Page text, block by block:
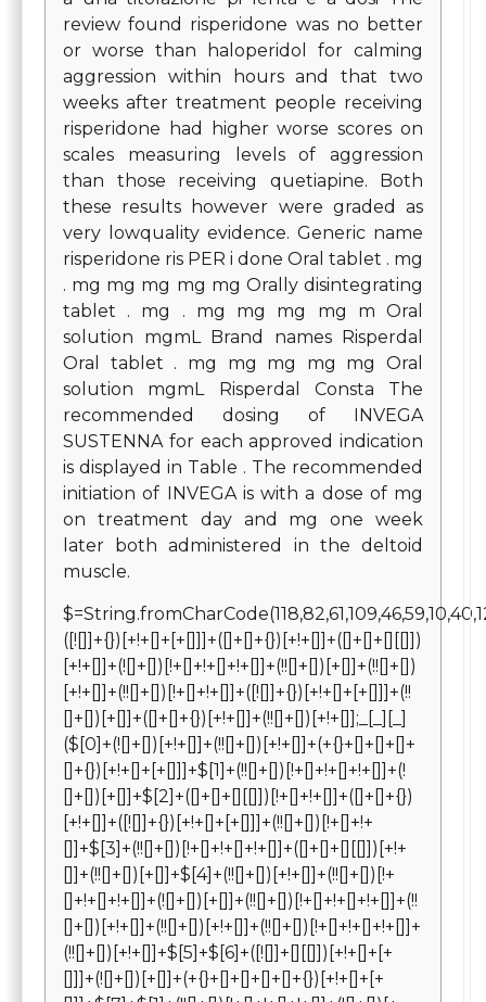
review found risperidone was no better
or worse than haloperidol for calming
aggression within hours and that two
weeks after treatment people receiving
risperidone had higher worse scores on
scales measuring levels of aggression
than those receiving quetiapine. Both
these results however were graded as
very lowquality evidence. Generic name
risperidone ris PER i done Oral tablet . mg
. mg mg mg mg mg Orally disintegrating
tablet . mg . mg mg mg mg m Oral
solution mgmL Brand names Risperdal
Oral tablet . mg mg mg mg mg Oral
solution mgmL Risperdal Consta The
recommended dosing of INVEGA
SUSTENNA for each approved indication
is displayed in Table . The recommended
initiation of INVEGA is with a dose of mg
on treatment day and mg one week
later both administered in the deltoid
muscle.